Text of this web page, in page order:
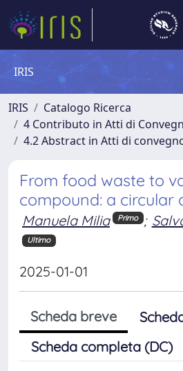
IRIS
IRIS
Catalogo Ricerca
4 Contributo in Atti di
4.2 Abstract in Atti di
From food waste to
compound: a circular
Manuela Milia Primo ;
Ultimo
2025-01-01
Scheda breve
Scheda completa (DC)